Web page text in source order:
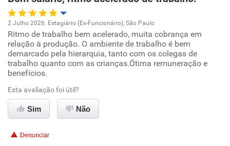
Recomenda esta empresa
Oportunidade de promoção
Ambiente de trabalho
Conciliação com a vida familiar
Benefícios
Recomenda esta empresa
2 Julho 2026. Estagiário (Ex-Funcionário), São Paulo
Ritmo de trabalho bem acelerado, muita cobrança em
relação à produção. O ambiente de trabalho é bem
demarcado pela hierarquia, tanto com os colegas de
trabalho quanto com as crianças.Ótima remuneração e
benefícios.
Esta avaliação foi útil?
Sim Não
Denunciar